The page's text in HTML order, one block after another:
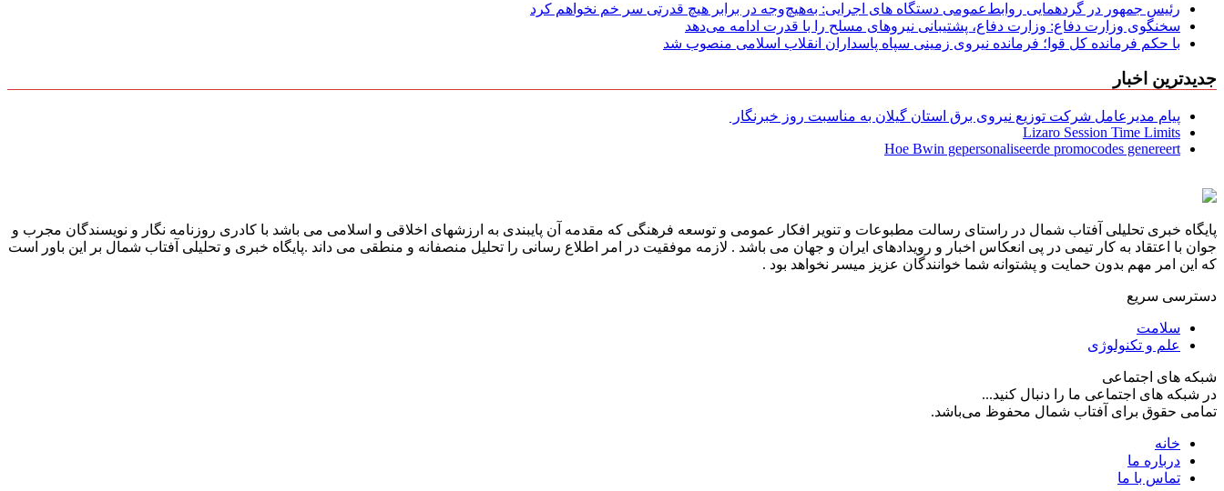
رئیس جمهور در گردهمایی روابط‌عمومی دستگاه های اجرایی: به‌هیچ‌وجه در برابر هیچ قدرتی سر خم نخواهم کرد
سخنگوی وزارت دفاع: وزارت دفاع، پشتیبانی نیرو‌های مسلح را با قدرت ادامه می‌دهد
با حکم فرمانده کل قوا؛ فرمانده نیروی زمینی سپاه پاسداران انقلاب اسلامی منصوب شد
جدیدترین اخبار
پیام مدیرعامل شركت توزیع نیروی برق استان گیلان به مناسبت روز خبرنگار ‌
Lizaro Session Time Limits
Hoe Bwin gepersonaliseerde promocodes genereert
پایگاه خبری تحلیلی آفتاب شمال در راستای رسالت مطبوعات و تنویر افکار عمومی و توسعه فرهنگی که مقدمه آن پایبندی به ارزشهای اخلاقی و اسلامی می باشد با کادری روزنامه نگار و نویسندگان مجرب و
جوان با اعتقاد به کار تیمی در پی انعکاس اخبار و رویدادهای ایران و جهان می باشد . لازمه موفقیت در امر اطلاع رسانی را تحلیل منصفانه و منطقی می داند .پایگاه خبری و تحلیلی آفتاب شمال بر این باور است
که این امر مهم بدون حمایت و پشتوانه شما خوانندگان عزیز میسر نخواهد بود .
دسترسی سریع
سلامت
علم و تکنولوژی
شبکه های اجتماعی
در شبکه های اجتماعی ما را دنبال کنید...
تمامی حقوق برای آفتاب شمال محفوظ می‌باشد.
خانه
درباره ما
تماس با ما